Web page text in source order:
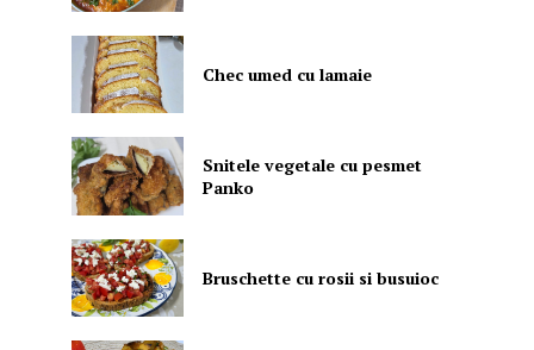
Chec umed cu lamaie
Snitele vegetale cu pesmet
Panko
Bruschette cu rosii si busuioc